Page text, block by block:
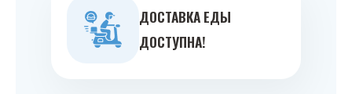
ДОСТАВКА ЕДЫ
ДОСТУПНА!